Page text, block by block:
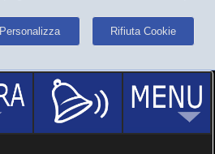
Personalizza Rifiuta Cookie